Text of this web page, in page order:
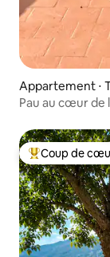
Appartement ⋅
Pau au cœur de
Coups de
Coup de